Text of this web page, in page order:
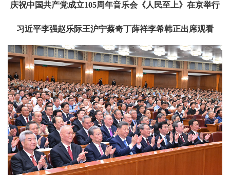
庆祝中国共产党成立105周年音乐会《人民至上》在京举行
习近平李强赵乐际王沪宁蔡奇丁薛祥李希韩正出席观看